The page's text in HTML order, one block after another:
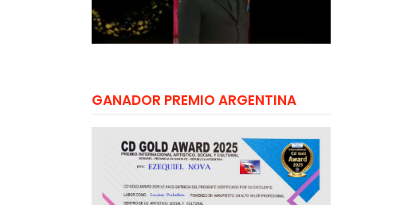
GANADOR PREMIO ARGENTINA